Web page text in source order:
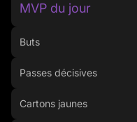
MVP du jour
Buts
Passes décisives
Cartons jaunes